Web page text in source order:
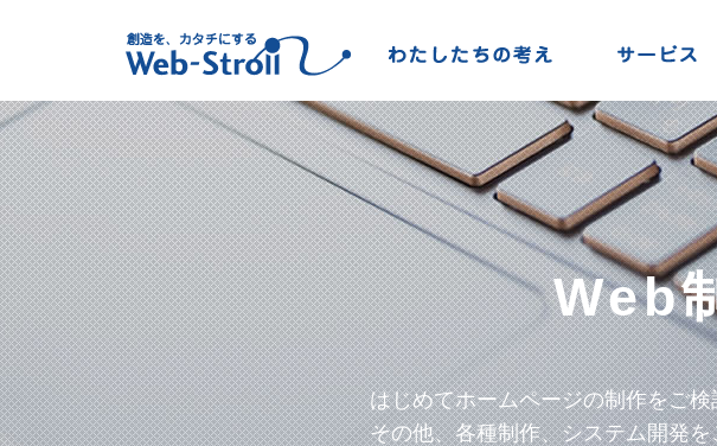
Web
はじめてホームページの制作をご
その他、各種制作、システム開発